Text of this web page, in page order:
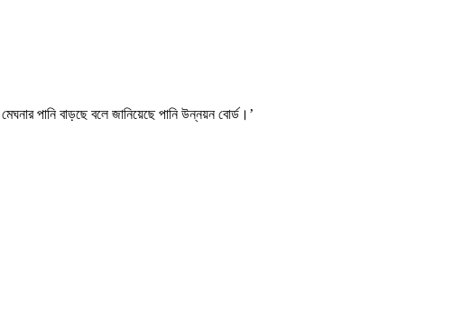
পানি বাড়ছে বলে জানিয়েছে পানি উন্নয়ন বোর্ড।’